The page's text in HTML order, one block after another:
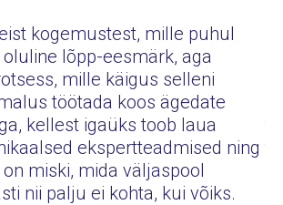
kogemustest, mille puhul
lõpp-eesmärk, aga
mille käigus selleni
töötada koos ägedate
kellest igaüks toob laua
ekspertteadmised ning
miski, mida väljaspool
nii palju ei kohta, kui võiks.